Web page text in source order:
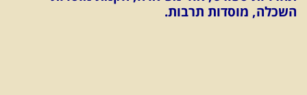
השכלה, מוסדות תרבות.